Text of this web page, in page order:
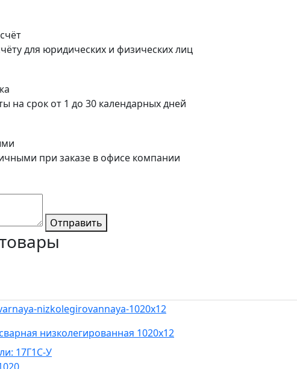
для юридических и физических лиц
на срок от 1 до 30 календарных дней
при заказе в офисе компании
Отправить
низколегированная 1020х12
17Г1С-У